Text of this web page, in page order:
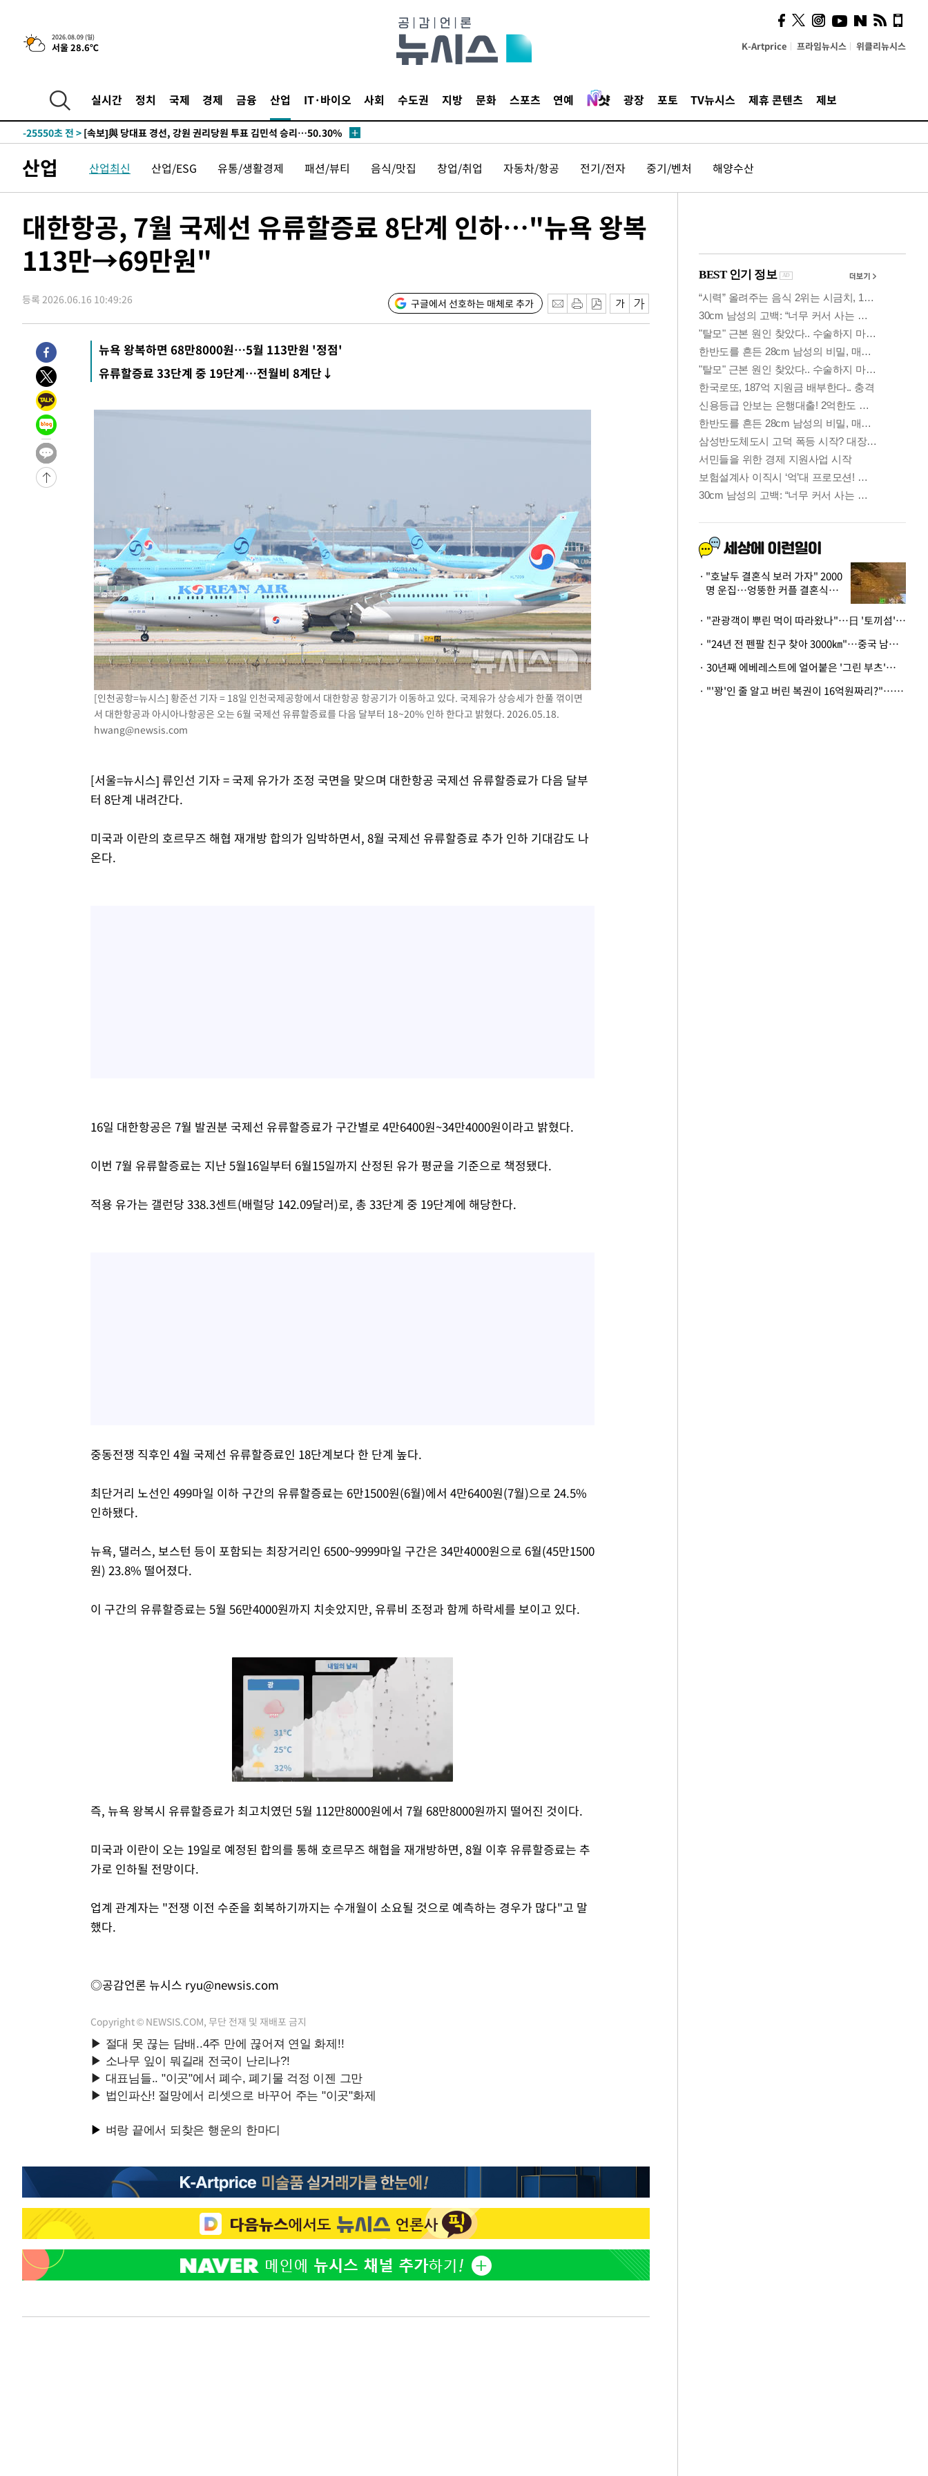
2026.08.09 (일)
서울 28.6℃ K-Artprice 프라임뉴시스 위클리뉴시스
실시간 정치 국제 경제 금융 산업 IT·바이오 사회 수도권 지방 문화 스포츠 연예 광장 포토 TV뉴시스 제휴 콘텐츠 제보
-26870초 전 >[속보]與 강원·TK 당원투표 합산 김민석 48.54%로 승리…정청래
44.40%
-26204초 전 >與 강원·TK 당원투표 합산 김민석 46.01%로 승리…정청래
-25851초 전 >
[속보]與 당대표 경선, 경북 권리당원 투표 김민석 47.37%·정청래
45.71%
-25753초 전 >
46.35%
-25550초 전 > [속보]與 당대표 경선, 강원 권리당원 투표 김민석 승리…50.30%
-16110초 전 >
[속보]장은수, KLPGA 제주삼다수 역전 우승…데뷔 10년 차에 첫
-11475초 전 >"얼마나 더웠으면"…안동 물길공원서 헤엄친 구렁이 '소동'
-10674초 전 >'2경기 연속 침묵' 손흥민, 톨루카전 68분만 뛰고 슈팅 0개
-9426초 전 >이강인, 오늘 서울서 AT마드리드 입단식…'전례 없는 특급대우'
1시간 전 >'여긴 20도, 저긴 50도'…열화상 카메라로 본 폭염 저감시설 '온도차'
2시간 전 >튀르키예 외무장관, "메카 3국 방위협정은 이란이 목표 아냐 " 밝혀
3시간 전 >이군이 불법 군시설 건설한 레바논 남부에서 레바논군 3명 폭발로 부상
4시간 전 >
[속보]美중부 사령관, 이스라엘 긴급방문 다중화된 전선 상황 논의
-31918초 전 >
이강인 ATM 입단식에 '상암벌 들썩'…"세계적인 선수 되길"
-30914초 전 >
태풍 돌핀, 중 저장성 타이저우시 해안에 상륙 (1보)
-28260초 전 >
-26890초 전 >
44.40%
-26224초 전 >
44.53%
-26064초 전 >
-25871초 전 >
[속보]與 당대표 경선, 대구 권리당원 투표 정청래 47.82%·김민석
[속보]與 당대표 경선, 강원 권리당원 투표 김민석 승리…50.30%
"일본축구협회, 대한축구협회 성 접대 의혹 심판 조사"
[속보]장은수, KLPGA 제주삼다수 역전 우승…데뷔 10년 차에 첫
"얼마나 더웠으면"…안동 물길공원서 헤엄친 구렁이 '소동'
손흥민, 68분 뛰고 2경기 침묵…LAFC, 톨루카에 1-0 승리(종합)
'2경기 연속 침묵' 손흥민, 톨루카전 68분만 뛰고 슈팅 0개
이강인, 오늘 서울서 AT마드리드 입단식…'전례 없는 특급대우'
'여긴 20도, 저긴 50도'…열화상 카메라로 본 폭염 저감시설 '온도차'
콜롬비아 신임 우파 대통령 취임 하루만에 차량폭탄 폭발 사건
튀르키예 외무장관, "메카 3국 방위협정은 이란이 목표 아냐 " 밝혀
이군이 불법 군시설 건설한 레바논 남부에서 레바논군 3명 폭발로 부상
[속보]美중부 사령관, 이스라엘 긴급방문 다중화된 전선 상황 논의
산업 산업최신 산업/ESG 유통/생활경제 패션/뷰티 음식/맛집 창업/취업 자동차/항공 전기/전자 중기/벤처 해양수산
대한항공, 7월 국제선 유류할증료 8단계 인하…"뉴욕 왕복
113만→69만원"
등록 2026.06.16 10:49:26 구글에서 선호하는 매체로 추가
뉴욕 왕복하면 68만8000원…5월 113만원 '정점'
유류할증료 33단계 중 19단계…전월비 8계단↓
[인천공항=뉴시스] 황준선 기자 = 18일 인천국제공항에서 대한항공 항공기가 이동하고 있다. 국제유가 상승세가 한풀 꺾이면
서 대한항공과 아시아나항공은 오는 6월 국제선 유류할증료를 다음 달부터 18~20% 인하 한다고 밝혔다. 2026.05.18.
hwang@newsis.com
[서울=뉴시스] 류인선 기자 = 국제 유가가 조정 국면을 맞으며 대한항공 국제선 유류할증료가 다음 달부
터 8단계 내려간다.
미국과 이란의 호르무즈 해협 재개방 합의가 임박하면서, 8월 국제선 유류할증료 추가 인하 기대감도 나
온다.
16일 대한항공은 7월 발권분 국제선 유류할증료가 구간별로 4만6400원~34만4000원이라고 밝혔다.
이번 7월 유류할증료는 지난 5월16일부터 6월15일까지 산정된 유가 평균을 기준으로 책정됐다.
적용 유가는 갤런당 338.3센트(배럴당 142.09달러)로, 총 33단계 중 19단계에 해당한다.
중동전쟁 직후인 4월 국제선 유류할증료인 18단계보다 한 단계 높다.
최단거리 노선인 499마일 이하 구간의 유류할증료는 6만1500원(6월)에서 4만6400원(7월)으로 24.5%
인하됐다.
뉴욕, 댈러스, 보스턴 등이 포함되는 최장거리인 6500~9999마일 구간은 34만4000원으로 6월(45만1500
원) 23.8% 떨어졌다.
이 구간의 유류할증료는 5월 56만4000원까지 치솟았지만, 유류비 조정과 함께 하락세를 보이고 있다.
즉, 뉴욕 왕복시 유류할증료가 최고치였던 5월 112만8000원에서 7월 68만8000원까지 떨어진 것이다.
미국과 이란이 오는 19일로 예정된 합의를 통해 호르무즈 해협을 재개방하면, 8월 이후 유류할증료는 추
가로 인하될 전망이다.
업계 관계자는 "전쟁 이전 수준을 회복하기까지는 수개월이 소요될 것으로 예측하는 경우가 많다"고 말
했다.
◎공감언론 뉴시스 ryu@newsis.com
Copyright © NEWSIS.COM, 무단 전재 및 재배포 금지
사이 해답 찾았죠"…알을
깨고 나온 '초자아'
"호날두 결혼식 보러 가자" 2000
명 운집…엉뚱한 커플 결혼식에
· "관광객이 뿌린 먹이 따라왔나"…日 '토끼섬' 멧돼지, 토끼까지 사냥
· "24년 전 펜팔 친구 찾아 3000㎞"…중국 남성 사연에 '뭉클'
· 30년째 에베레스트에 얼어붙은 '그린 부츠'…드디어 가족 품으로
· "'꽝'인 줄 알고 버린 복권이 16억원짜리?"…극적으로 되찾은 사연